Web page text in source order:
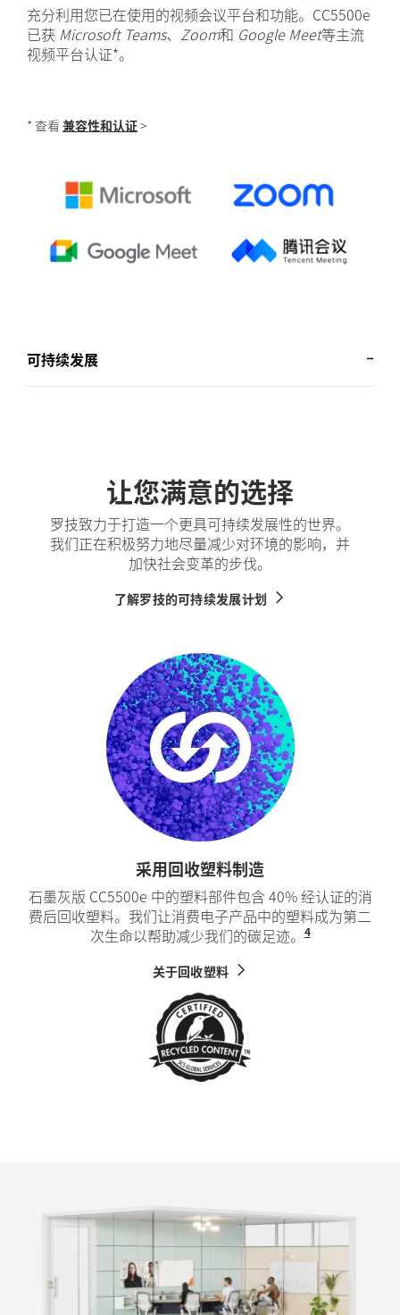
充分利用您已在使用的视频会议平台和功能。CC5500e
已获 Microsoft Teams、Zoom和 Google Meet等主流
视频平台认证*。
* 查看 兼容性和认证>
可持续发展
让您满意的选择
罗技致力于打造一个更具可持续发展性的世界。
我们正在积极努力地尽量减少对环境的影响，并
加快社会变革的步伐。
了解罗技的可持续发展计划
采用回收塑料制造
石墨灰版 CC5500e 中的塑料部件包含 40% 经认证的消
费后回收塑料。我们让消费电子产品中的塑料成为第二
次生命以帮助减少我们的碳足迹。4不包括线缆
关于回收塑料